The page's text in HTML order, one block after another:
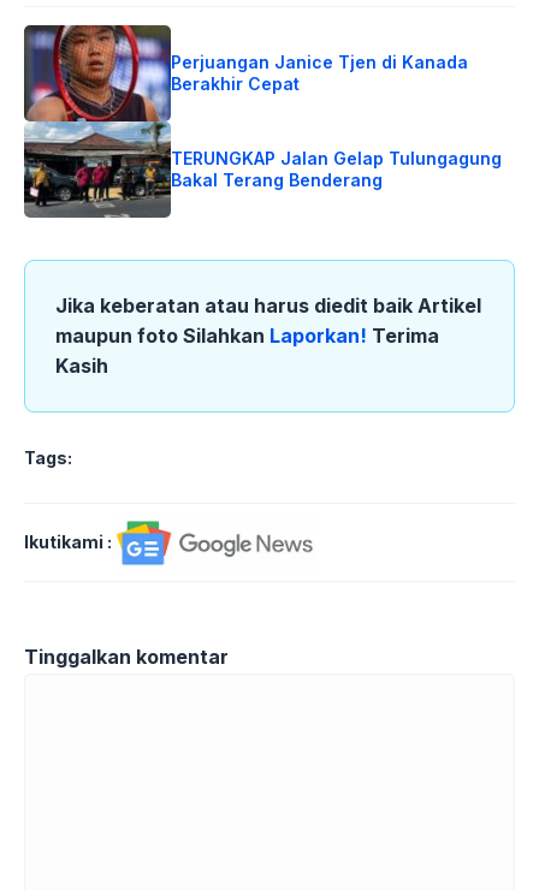
Perjuangan Janice Tjen di Kanada
Berakhir Cepat
TERUNGKAP Jalan Gelap Tulungagung
Bakal Terang Benderang
Jika keberatan atau harus diedit baik Artikel
maupun foto Silahkan Laporkan! Terima
Kasih
Tags:
Ikutikami :
Tinggalkan komentar